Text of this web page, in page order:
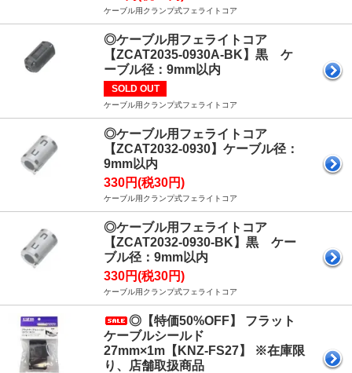
ケーブル用クランプ式フェライトコア
◎ケーブル用フェライトコア
【ZCAT2035-0930A-BK】黒 ケ
ーブル径：9mm以内
SOLD OUT
ケーブル用クランプ式フェライトコア
◎ケーブル用フェライトコア
【ZCAT2032-0930】ケーブル径：
9mm以内
330円(税30円)
ケーブル用クランプ式フェライトコア
◎ケーブル用フェライトコア
【ZCAT2032-0930-BK】黒 ケー
ブル径：9mm以内
330円(税30円)
ケーブル用クランプ式フェライトコア
◎【特価50%OFF】 フラット
ケーブルシールド
27mm×1m【KNZ-FS27】 ※在庫限
り、店舗取扱商品